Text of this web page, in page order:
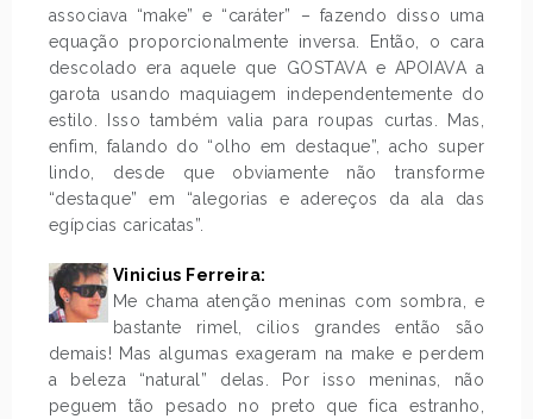
associava “make” e “caráter” – fazendo disso uma
equação proporcionalmente inversa. Então, o cara
descolado era aquele que GOSTAVA e APOIAVA a
garota usando maquiagem independentemente do
estilo. Isso também valia para roupas curtas. Mas,
enfim, falando do “olho em destaque”, acho super
lindo, desde que obviamente não transforme
“destaque” em “alegorias e adereços da ala das
egípcias caricatas”.
Vinicius Ferreira:
Me chama atenção meninas com sombra, e
bastante rimel, cilios grandes então são
demais! Mas algumas exageram na make e perdem
a beleza “natural” delas. Por isso meninas, não
peguem tão pesado no preto que fica estranho,